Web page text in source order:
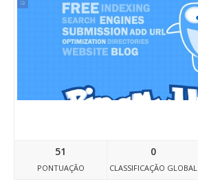
51
PONTUAÇÃO
0
CLASSIFICAÇÃO GLOBAL